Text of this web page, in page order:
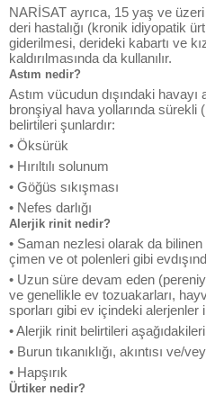
NARİSAT ayrıca, 15 yaş ve
deri hastalığı (kronik idiyopatik
giderilmesi, derideki kabartı ve
kaldırılmasında da kullanılır.
Astım nedir?
Astım vücudun dışındaki
bronşiyal hava yollarında sürekli
belirtileri şunlardır:
• Öksürük
• Hırıltılı solunum
• Göğüs sıkışması
• Nefes darlığı
Alerjik rinit nedir?
• Saman nezlesi olarak da
çimen ve ot polenleri gibi
• Uzun süre devam eden
ve genellikle ev tozuakarları,
sporları gibi ev içindeki alerjenler
• Alerjik rinit belirtileri
• Burun tıkanıklığı, akıntısı ve/
• Hapşırık
Ürtiker nedir?